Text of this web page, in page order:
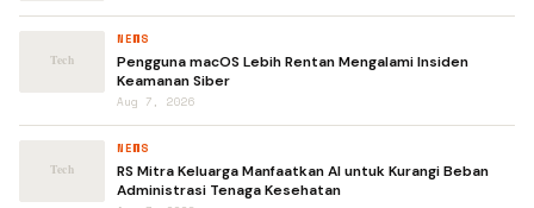
NEWS
Pengguna macOS Lebih Rentan Mengalami Insiden
Keamanan Siber
Aug 7, 2026
NEWS
RS Mitra Keluarga Manfaatkan AI untuk Kurangi Beban
Administrasi Tenaga Kesehatan